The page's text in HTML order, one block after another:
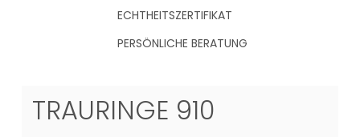
ECHTHEITSZERTIFIKAT
PERSÖNLICHE BERATUNG
TRAURINGE 910